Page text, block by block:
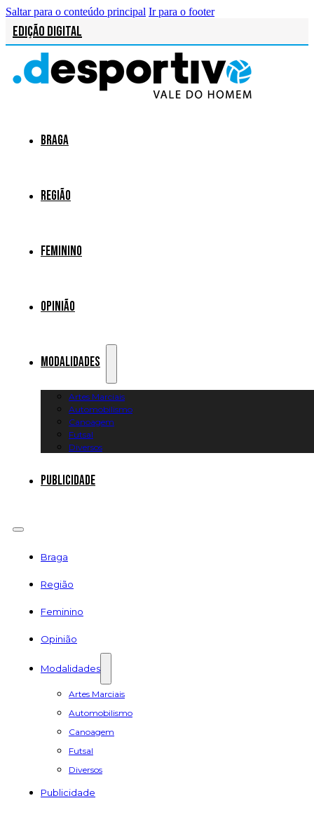
Saltar para o conteúdo principal Ir para o footer
Edição Digital
Braga
Região
Feminino
Opinião
Modalidades
Artes Marciais
Automobilismo
Canoagem
Futsal
Diversos
Publicidade
Braga
Região
Feminino
Opinião
Modalidades
Artes Marciais
Automobilismo
Canoagem
Futsal
Diversos
Publicidade